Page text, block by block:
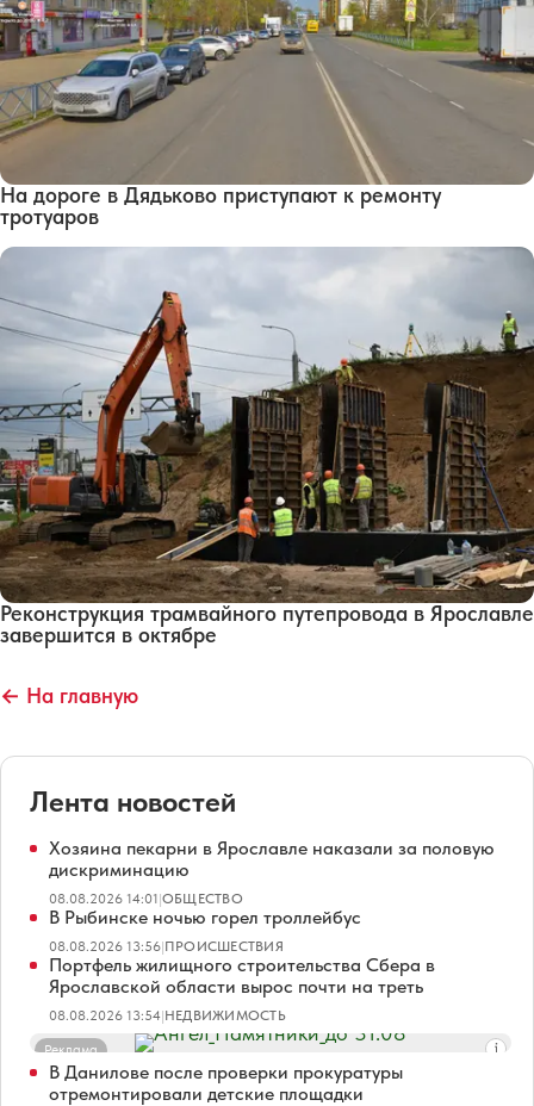
На дороге в Дядьково приступают к ремонту
тротуаров
Реконструкция трамвайного путепровода в Ярославле
завершится в октябре
← На главную
Лента новостей
Хозяина пекарни в Ярославле наказали за половую
дискриминацию
08.08.2026 14:01|ОБЩЕСТВО
В Рыбинске ночью горел троллейбус
08.08.2026 13:56|ПРОИСШЕСТВИЯ
Портфель жилищного строительства Сбера в
Ярославской области вырос почти на треть
08.08.2026 13:54|НЕДВИЖИМОСТЬ
Реклама
В Данилове после проверки прокуратуры
отремонтировали детские площадки